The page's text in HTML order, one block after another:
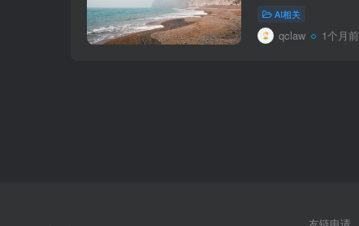
AI相关
qclaw 1个月前
友链申请